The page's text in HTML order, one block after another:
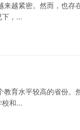
越紧密。然而，也
下，…
育水平较高的省份。
校和…